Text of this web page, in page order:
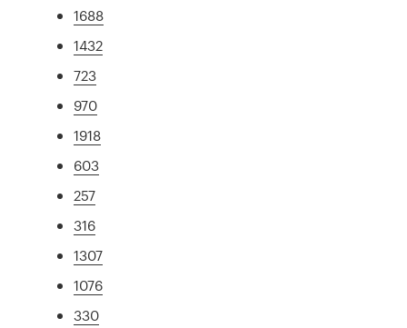
1688
1432
723
970
1918
603
257
316
1307
1076
330